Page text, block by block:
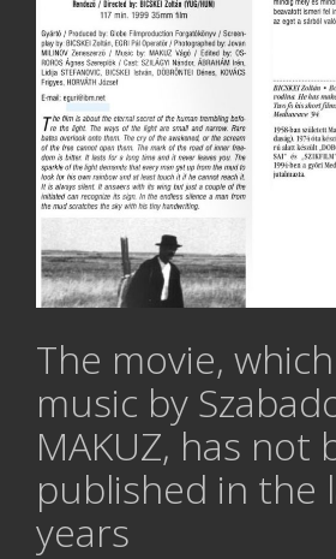
The movie,
music by
MAKUZ, has not
published in the
years